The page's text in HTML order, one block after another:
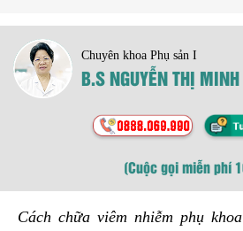
Chuyên khoa Phụ sản I
B.S NGUYỄN THỊ
(Cuộc gọi miễn phí
Cách chữa viêm nhiễm phụ